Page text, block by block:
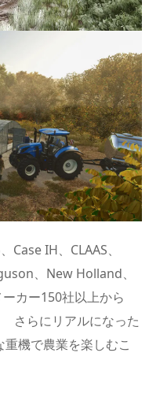
IH、CLAAS、
、New Holland、
カー150社以上から
さらにリアルになった
機で農業を楽しむこ